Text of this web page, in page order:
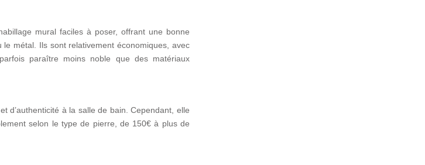
mural faciles à poser, offrant une bonne
métal. Ils sont relativement économiques, avec
paraître moins noble que des matériaux
d’authenticité à la salle de bain. Cependant, elle
selon le type de pierre, de 150€ à plus de